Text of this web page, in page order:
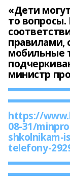
«Дети
то вопросы.
правилами,
мобильные
министр
https://
08-31/
shkolnikam-
telefony-